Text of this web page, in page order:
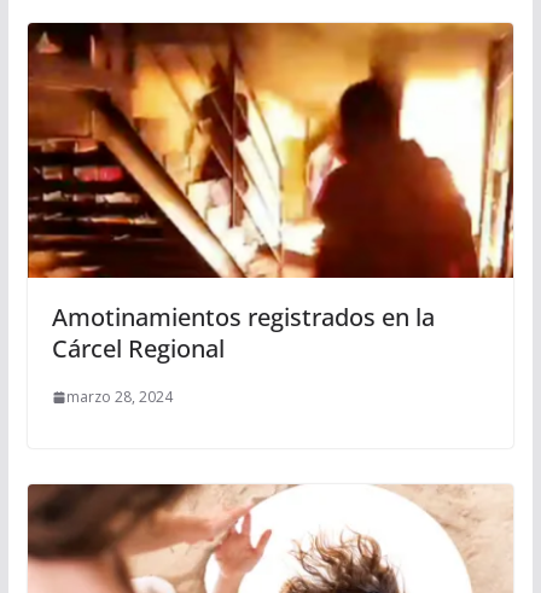
Amotinamientos registrados en la
Cárcel Regional
marzo 28, 2024